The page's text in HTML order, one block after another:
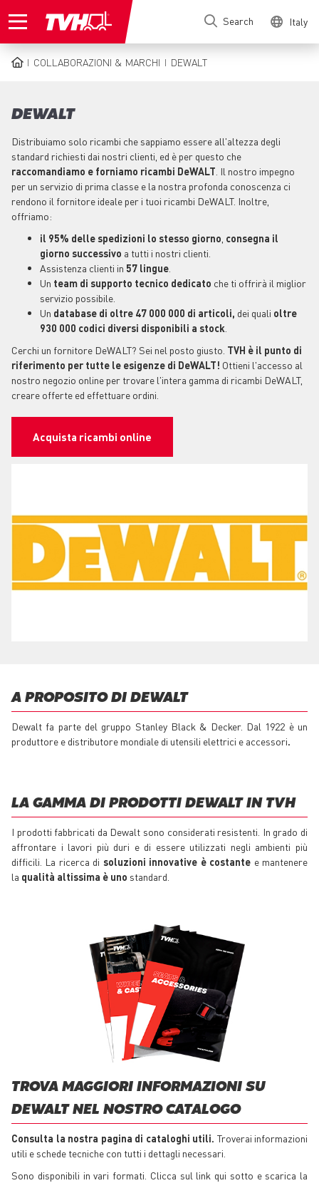
to
Search Italy
COLLABORAZIONI & MARCHI DEWALT
DEWALT
Distribuiamo solo ricambi che sappiamo essere all'altezza degli
standard richiesti dai nostri clienti, ed è per questo che
raccomandiamo e forniamo ricambi DeWALT . Il nostro impegno
per un servizio di prima classe e la nostra profonda conoscenza ci
rendono il fornitore ideale per i tuoi ricambi DeWALT. Inoltre,
offriamo:
il 95% delle spedizioni lo stesso giorno consegna il
giorno successivo a tutti i nostri clienti.
Assistenza clienti in 57 lingue
Un team di supporto tecnico dedicato che ti offrirà il miglior
servizio possibile.
Un database di oltre 47 000 000 di articoli, dei quali oltre
930 000 codici diversi disponibili a stock
Cerchi un fornitore DeWALT? Sei nel posto giusto. TVH è il punto di
riferimento per tutte le esigenze di DeWALT! Ottieni l'accesso al
nostro negozio online per trovare l'intera gamma di ricambi DeWALT,
creare offerte ed effettuare ordini.
Acquista ricambi online
A PROPOSITO DI DEWALT
Dewalt fa parte del gruppo Stanley Black & Decker. Dal 1922 è un
produttore e distributore mondiale di utensili elettrici e accessori.
LA GAMMA DI PRODOTTI DEWALT IN TVH
I prodotti fabbricati da Dewalt sono considerati resistenti. In grado di
affrontare i lavori più duri e di essere utilizzati negli ambienti più
difficili. La ricerca di soluzioni innovative è costante e mantenere
la qualità altissima è uno standard.
TROVA MAGGIORI INFORMAZIONI SU
DEWALT NEL NOSTRO CATALOGO
Consulta la nostra pagina di cataloghi utili. Troverai informazioni
utili e schede tecniche con tutti i dettagli necessari.
Sono disponibili in vari formati. Clicca sul link qui sotto e scarica la